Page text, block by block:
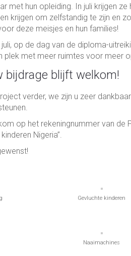
met hun opleiding. In juli krijgen
krijgen om zelfstandig te zijn en
deze meisjes en hun families!
op de dag van de diploma-
plek met meer ruimtes voor meer
bijdrage blijft welkom!
verder, we zijn u zeer
op het rekeningnummer van de
Nigeria’’.
Gevluchte kinderen
Naaimachines